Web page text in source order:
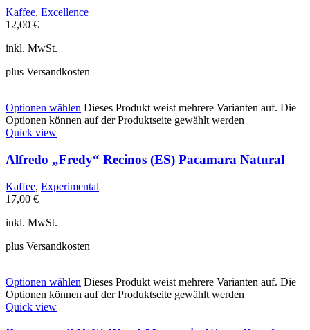
Kaffee, Excellence
12,00 €
inkl. MwSt.
plus Versandkosten
Optionen wählen Dieses Produkt weist mehrere Varianten auf. Die
Optionen können auf der Produktseite gewählt werden
Quick view
Alfredo „Fredy“ Recinos (ES) Pacamara Natural
Kaffee, Experimental
17,00 €
inkl. MwSt.
plus Versandkosten
Optionen wählen Dieses Produkt weist mehrere Varianten auf. Die
Optionen können auf der Produktseite gewählt werden
Quick view